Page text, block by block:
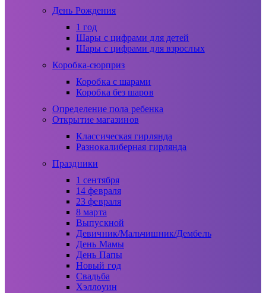
День Рождения
1 год
Шары с цифрами для детей
Шары с цифрами для взрослых
Коробка-сюрприз
Коробка с шарами
Коробка без шаров
Определение пола ребенка
Открытие магазинов
Классическая гирлянда
Разнокалиберная гирлянда
Праздники
1 сентября
14 февраля
23 февраля
8 марта
Выпускной
Девичник/Мальчишник/Дембель
День Мамы
День Папы
Новый год
Свадьба
Хэллоуин